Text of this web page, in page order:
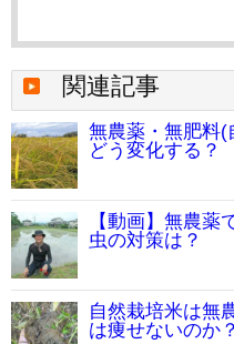
関連記事
無農薬・無肥料(
どう変化する？
【動画】無農薬
虫の対策は？
自然栽培米は無
は痩せないのか？